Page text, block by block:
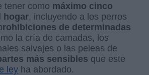
tener como máximo cinco
hogar, incluyendo a los perros
rohibiciones de determinadas
la cría de camadas, los
salvajes o las peleas de
más sensibles que este
ley ha abordado.